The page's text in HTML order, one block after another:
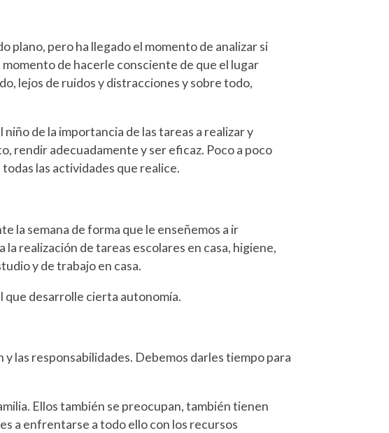
plano, pero ha llegado el momento de analizar si
de hacerle consciente de que el lugar
lejos de ruidos y distracciones y sobre todo,
de la importancia de las tareas a realizar y
rendir adecuadamente y ser eficaz. Poco a poco
las actividades que realice.
la semana de forma que le enseñemos a ir
realización de tareas escolares en casa, higiene,
y de trabajo en casa.
que desarrolle cierta autonomía.
las responsabilidades. Debemos darles tiempo para
Ellos también se preocupan, también tienen
a enfrentarse a todo ello con los recursos